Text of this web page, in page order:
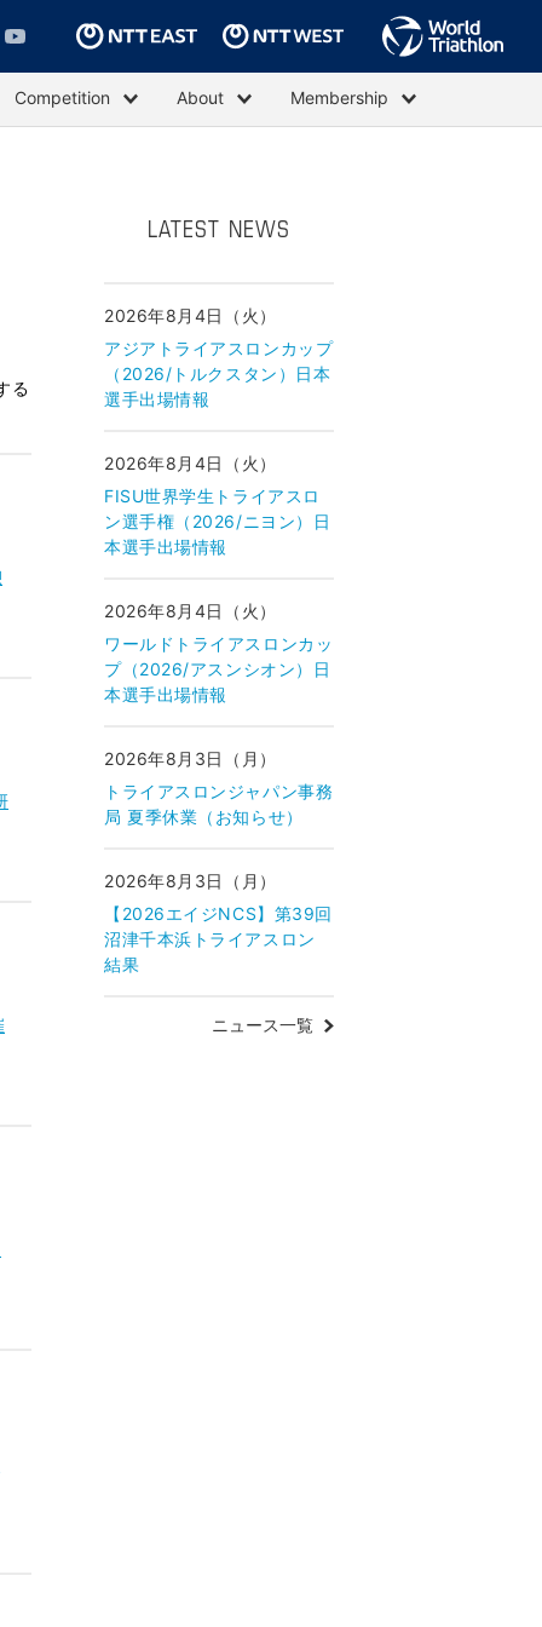
Competition About Membership
る
LATEST NEWS
2026年8月4日（火）
アジアトライアスロンカップ
（2026/トルクスタン）日本
選手出場情報
2026年8月4日（火）
FISU世界学生トライアスロ
ン選手権（2026/ニヨン）日
本選手出場情報
2026年8月4日（火）
ワールドトライアスロンカッ
プ（2026/アスンシオン）日
本選手出場情報
2026年8月3日（月）
トライアスロンジャパン事務
局 夏季休業（お知らせ）
2026年8月3日（月）
【2026エイジNCS】第39回
沼津千本浜トライアスロン
結果
ニュース一覧